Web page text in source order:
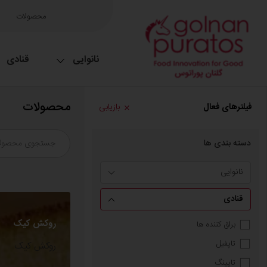
محصولات
نانوایی قنادی
فیلترهای فعال بازیابی
دسته بندی ها
نانوایی
قنادی
براق کننده ها
تاپفیل
تاپینگ
محصولات
روکش کیک